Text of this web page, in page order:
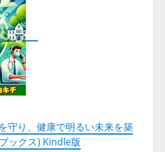
守り、健康で明るい未来を築
ックス) Kindle版